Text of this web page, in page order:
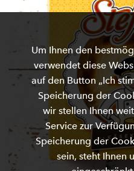
Um Ihnen den
verwendet diese
auf den Button „Ich
Speicherung der
wir stellen Ihnen
Service zur
Speicherung der
sein, steht Ihnen